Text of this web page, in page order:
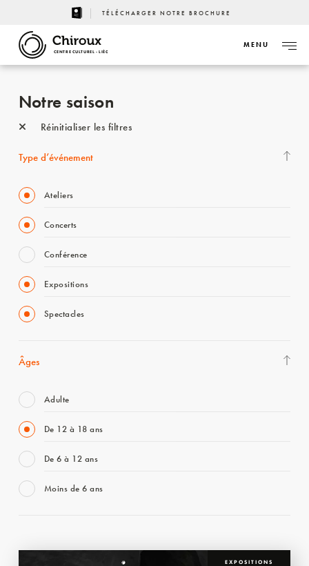
TÉLÉCHARGER NOTRE BROCHURE
CENTRE CULTUREL - LIÈGE
MENU
Notre saison
Réinitialiser les filtres
Type d’événement
Ateliers
Concerts
Conférence
Expositions
Spectacles
Âges
Adulte
De 12 à 18 ans
De 6 à 12 ans
Moins de 6 ans
EXPOSITIONS